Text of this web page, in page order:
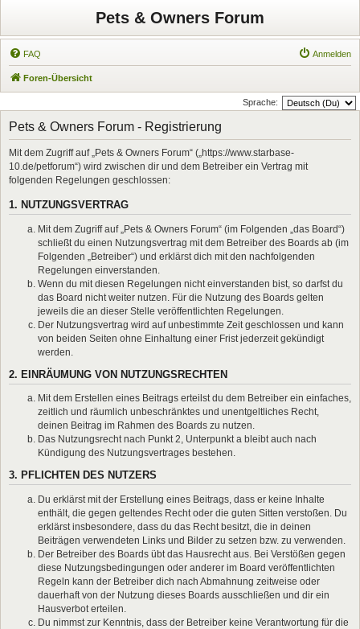
Pets & Owners Forum
FAQ Anmelden
Foren-Übersicht
Sprache:
Pets & Owners Forum - Registrierung
Mit dem Zugriff auf „Pets & Owners Forum“ („https://www.starbase-
10.de/petforum“) wird zwischen dir und dem Betreiber ein Vertrag mit
folgenden Regelungen geschlossen:
1. NUTZUNGSVERTRAG
Mit dem Zugriff auf „Pets & Owners Forum“ (im Folgenden „das Board“)
schließt du einen Nutzungsvertrag mit dem Betreiber des Boards ab (im
Folgenden „Betreiber“) und erklärst dich mit den nachfolgenden
Regelungen einverstanden.
Wenn du mit diesen Regelungen nicht einverstanden bist, so darfst du
das Board nicht weiter nutzen. Für die Nutzung des Boards gelten
jeweils die an dieser Stelle veröffentlichten Regelungen.
Der Nutzungsvertrag wird auf unbestimmte Zeit geschlossen und kann
von beiden Seiten ohne Einhaltung einer Frist jederzeit gekündigt
werden.
2. EINRÄUMUNG VON NUTZUNGSRECHTEN
Mit dem Erstellen eines Beitrags erteilst du dem Betreiber ein einfaches,
zeitlich und räumlich unbeschränktes und unentgeltliches Recht,
deinen Beitrag im Rahmen des Boards zu nutzen.
Das Nutzungsrecht nach Punkt 2, Unterpunkt a bleibt auch nach
Kündigung des Nutzungsvertrages bestehen.
3. PFLICHTEN DES NUTZERS
Du erklärst mit der Erstellung eines Beitrags, dass er keine Inhalte
enthält, die gegen geltendes Recht oder die guten Sitten verstoßen. Du
erklärst insbesondere, dass du das Recht besitzt, die in deinen
Beiträgen verwendeten Links und Bilder zu setzen bzw. zu verwenden.
Der Betreiber des Boards übt das Hausrecht aus. Bei Verstößen gegen
diese Nutzungsbedingungen oder anderer im Board veröffentlichten
Regeln kann der Betreiber dich nach Abmahnung zeitweise oder
dauerhaft von der Nutzung dieses Boards ausschließen und dir ein
Hausverbot erteilen.
Du nimmst zur Kenntnis, dass der Betreiber keine Verantwortung für die